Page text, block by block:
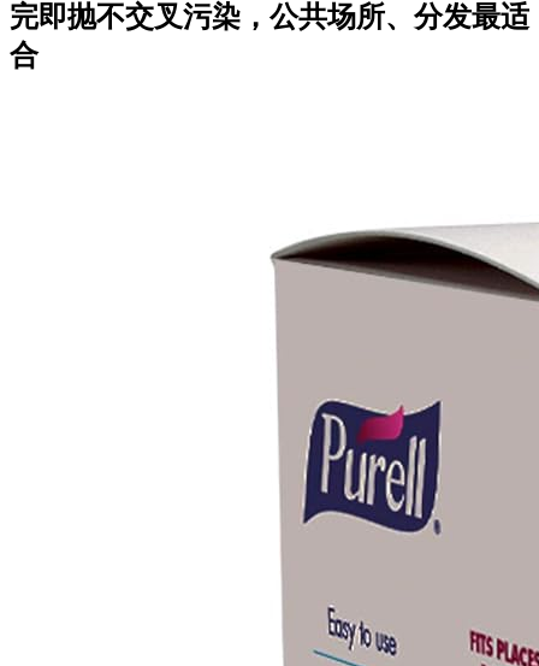
完即抛不交叉污染，公共场所、分发最适
合